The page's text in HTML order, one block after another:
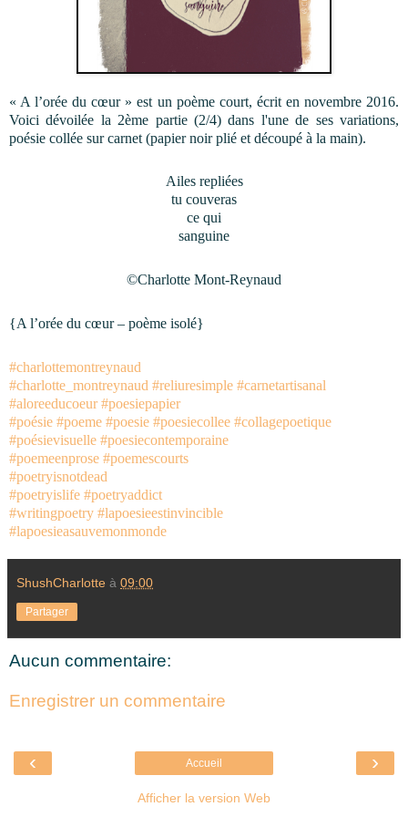
Voici dévoilée la 2ème partie (2/4) dans l'une de ses variations,
poésie collée sur carnet (papier noir plié et découpé à la main).
Ailes repliées
tu couveras
ce qui
sanguine
©Charlotte Mont-Reynaud
{A l’orée du cœur – poème isolé}
#charlottemontreynaud
#charlotte_montreynaud #reliuresimple #carnetartisanal
#aloreeducoeur #poesiepapier
#poésie #poeme #poesie #poesiecollee #collagepoetique
#poésievisuelle #poesiecontemporaine
#poemeenprose #poemescourts
#poetryisnotdead
#poetryislife #poetryaddict
#writingpoetry #lapoesieestinvincible
#lapoesieasauvemonmonde
ShushCharlotte à 09:00
Partager
Aucun commentaire:
Enregistrer un commentaire
‹ ›
Accueil
Afficher la version Web